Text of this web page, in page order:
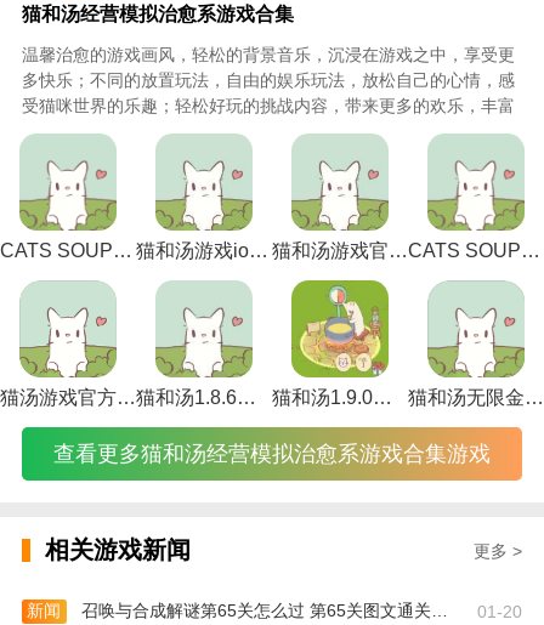
猫和汤经营模拟治愈系游戏合集
温馨治愈的游戏画风，轻松的背景音乐，沉浸在游戏之中，享受更
多快乐；不同的放置玩法，自由的娱乐玩法，放松自己的心情，感
受猫咪世界的乐趣；轻松好玩的挑战内容，带来更多的欢乐，丰富
有趣的娱乐方式，给你惊喜。
CATS SOUP ios下载-CATS SOUP ios苹果版 v2.2.0 猫和汤游戏ios下载-猫和汤游戏ios中文最新版 v2.2.0 猫和汤游戏官方下载-猫和汤游戏官方最新版（cats and soup） v2.2.0 CATS SOUP游戏下载-CATS SOUP游戏中文版 v2.2.0
猫汤游戏官方下载无广告下载-猫汤游戏官方下载无广告最新版本 v2.2.0 猫和汤1.8.6下载-猫和汤1.8.6最新版本官方版(Cats&Soup) v2.2.0 猫和汤1.9.0中文版下载-猫和汤1.9.0中文最新版 v2.2.0 猫和汤无限金币版无限钻石版破解下载-猫和汤无限金币版无限钻石版破解安卓中文版 v2.2.0
查看更多猫和汤经营模拟治愈系游戏合集游戏
相关游戏新闻 更多 >
新闻 召唤与合成解谜第65关怎么过 第65关图文通关攻略 01-20